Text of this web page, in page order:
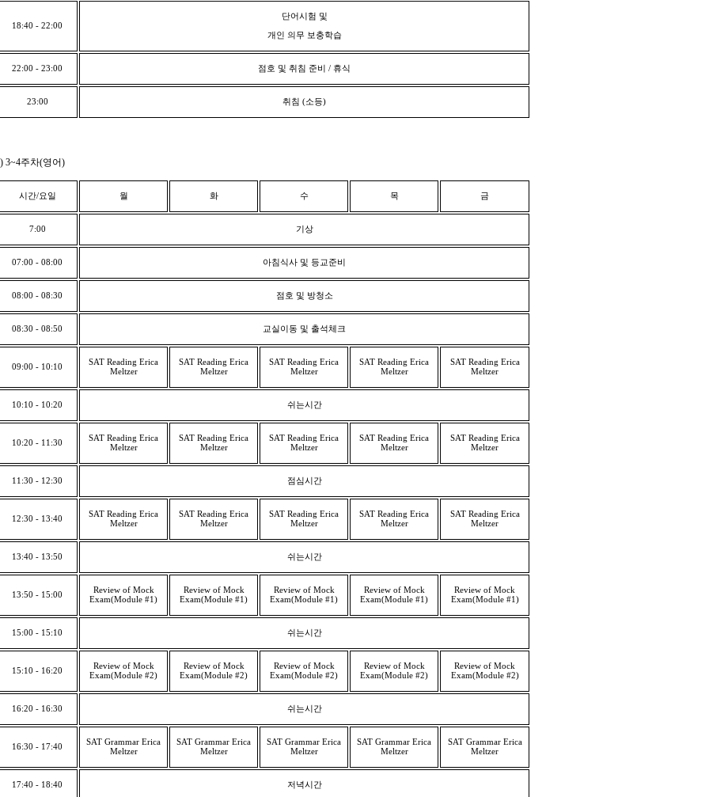
18:40 - 22:00
단어시험 및
개인 의무 보충학습
22:00 - 23:00 점호 및 취침 준비 / 휴식
23:00 취침 (소등)
3~4주차(영어)
시간/요일 월 화 수 목 금
7:00 기상
07:00 - 08:00 아침식사 및 등교준비
08:00 - 08:30 점호 및 방청소
08:30 - 08:50 교실이동 및 출석체크
09:00 - 10:10
SAT Reading Erica
Meltzer
SAT Reading Erica
Meltzer
SAT Reading Erica
Meltzer
SAT Reading Erica
Meltzer
SAT Reading Erica
Meltzer
10:10 - 10:20 쉬는시간
10:20 - 11:30
SAT Reading Erica
Meltzer
SAT Reading Erica
Meltzer
SAT Reading Erica
Meltzer
SAT Reading Erica
Meltzer
SAT Reading Erica
Meltzer
11:30 - 12:30 점심시간
12:30 - 13:40
SAT Reading Erica
Meltzer
SAT Reading Erica
Meltzer
SAT Reading Erica
Meltzer
SAT Reading Erica
Meltzer
SAT Reading Erica
Meltzer
13:40 - 13:50 쉬는시간
13:50 - 15:00
Review of Mock
Exam(Module #1)
Review of Mock
Exam(Module #1)
Review of Mock
Exam(Module #1)
Review of Mock
Exam(Module #1)
Review of Mock
Exam(Module #1)
15:00 - 15:10 쉬는시간
15:10 - 16:20
Review of Mock
Exam(Module #2)
Review of Mock
Exam(Module #2)
Review of Mock
Exam(Module #2)
Review of Mock
Exam(Module #2)
Review of Mock
Exam(Module #2)
16:20 - 16:30 쉬는시간
16:30 - 17:40
SAT Grammar Erica
Meltzer
SAT Grammar Erica
Meltzer
SAT Grammar Erica
Meltzer
SAT Grammar Erica
Meltzer
SAT Grammar Erica
Meltzer
17:40 - 18:40 저녁시간